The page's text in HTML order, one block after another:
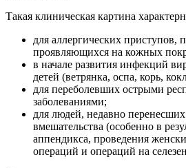
Такая клиническая картина
для аллергических приступов,
проявляющихся на кожных
в начале развития инфекций
детей (ветрянка, оспа, корь,
для переболевших острыми
заболеваниями;
для людей, недавно
вмешательства (особенно в
аппендикса, проведения
операций и операций на